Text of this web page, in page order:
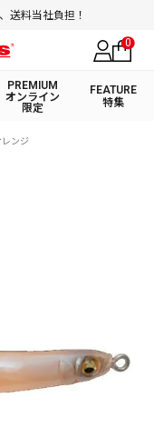
送料当社負担！
0
PREMIUM
オンライン
限定
FEATURE
特集
レンジ